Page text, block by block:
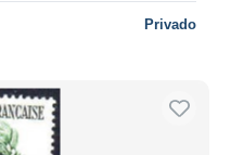
Privado